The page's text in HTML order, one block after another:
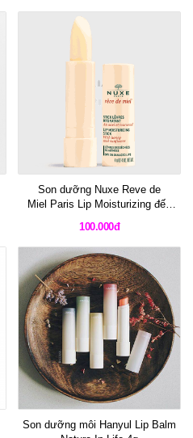
Son dưỡng Nuxe Reve de
Miel Paris Lip Moisturizing đến
100.000đ
Son dưỡng môi Hanyul Lip Balm